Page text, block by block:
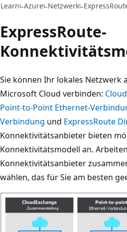
Learn Azure Netzwerk
ExpressRoute-
Sie können Ihr lokales Netzwerk
Microsoft Cloud verbinden:
Point-to-Point Ethernet-
Verbindung und ExpressRoute
Konnektivitätsanbieter bieten
Konnektivitätsmodell an.
Konnektivitätsanbieter
wählen, das für Sie am besten